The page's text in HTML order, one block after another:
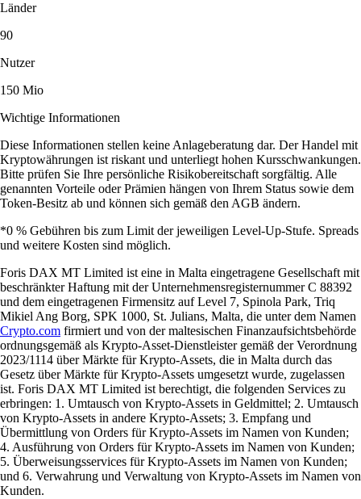
Länder
90
Nutzer
150 Mio
Wichtige Informationen
Diese Informationen stellen keine Anlageberatung dar. Der Handel mit
Kryptowährungen ist riskant und unterliegt hohen Kursschwankungen.
Bitte prüfen Sie Ihre persönliche Risikobereitschaft sorgfältig. Alle
genannten Vorteile oder Prämien hängen von Ihrem Status sowie dem
Token-Besitz ab und können sich gemäß den AGB ändern.
*0 % Gebühren bis zum Limit der jeweiligen Level-Up-Stufe. Spreads
und weitere Kosten sind möglich.
Foris DAX MT Limited ist eine in Malta eingetragene Gesellschaft mit
beschränkter Haftung mit der Unternehmensregisternummer C 88392
und dem eingetragenen Firmensitz auf Level 7, Spinola Park, Triq
Mikiel Ang Borg, SPK 1000, St. Julians, Malta, die unter dem Namen
Crypto.com firmiert und von der maltesischen Finanzaufsichtsbehörde
ordnungsgemäß als Krypto-Asset-Dienstleister gemäß der Verordnung
2023/1114 über Märkte für Krypto-Assets, die in Malta durch das
Gesetz über Märkte für Krypto-Assets umgesetzt wurde, zugelassen
ist. Foris DAX MT Limited ist berechtigt, die folgenden Services zu
erbringen: 1. Umtausch von Krypto-Assets in Geldmittel; 2. Umtausch
von Krypto-Assets in andere Krypto-Assets; 3. Empfang und
Übermittlung von Orders für Krypto-Assets im Namen von Kunden;
4. Ausführung von Orders für Krypto-Assets im Namen von Kunden;
5. Überweisungsservices für Krypto-Assets im Namen von Kunden;
und 6. Verwahrung und Verwaltung von Krypto-Assets im Namen von
Kunden.